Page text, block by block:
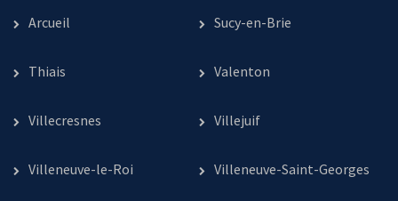
Arcueil Sucy-en-Brie
Thiais Valenton
Villecresnes Villejuif
Villeneuve-le-Roi Villeneuve-Saint-Georges